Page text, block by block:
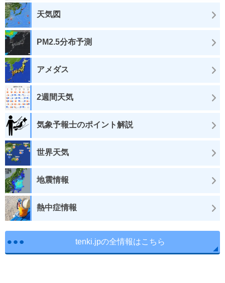
天気図
PM2.5分布予測
アメダス
2週間天気
気象予報士のポイント解説
世界天気
地震情報
熱中症情報
tenki.jpの全情報はこちら